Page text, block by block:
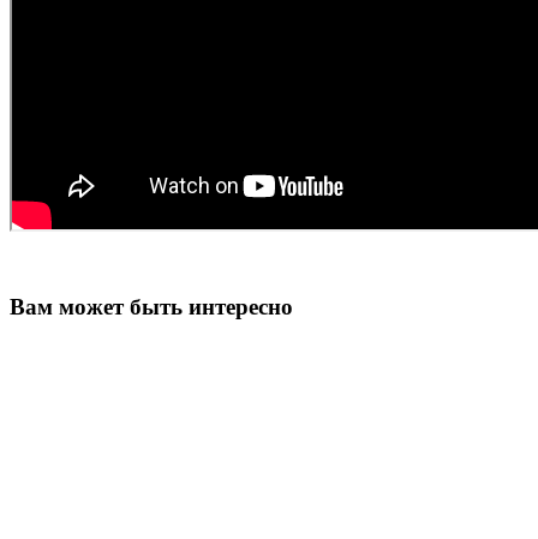
Вам может быть интересно